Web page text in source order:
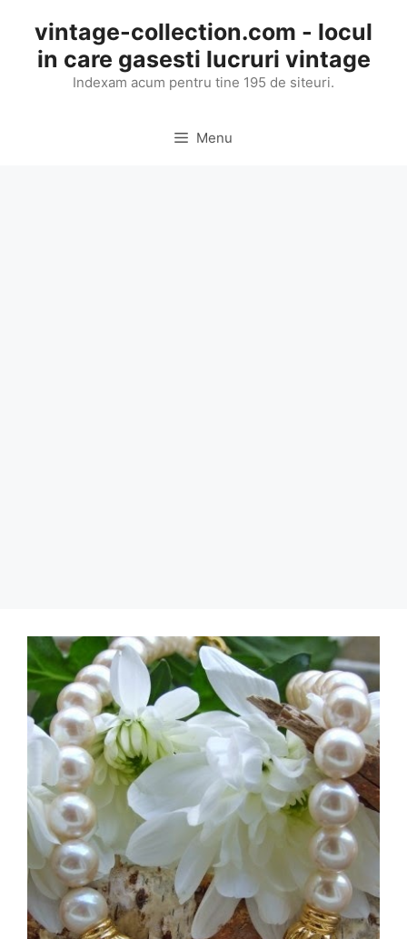
content
vintage-collection.com - locul
in care gasesti lucruri vintage
Indexam acum pentru tine 195 de siteuri.
Menu